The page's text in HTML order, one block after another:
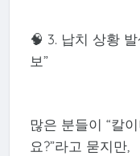
🧠 3. 납치 상황
보”
많은 분들이 “칼
요?”라고 묻지만,